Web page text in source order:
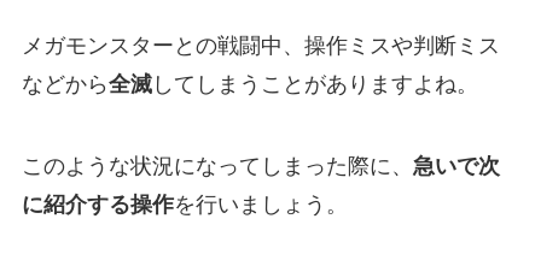
メガモンスターとの戦闘中、操作ミスや判断ミス
などから全滅してしまうことがありますよね。
このような状況になってしまった際に、 急いで次
に紹介する操作を行いましょう。